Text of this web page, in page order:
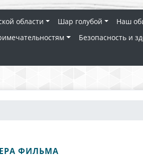
области Шар голубой Наш
Безопасность и
ФИЛЬМА